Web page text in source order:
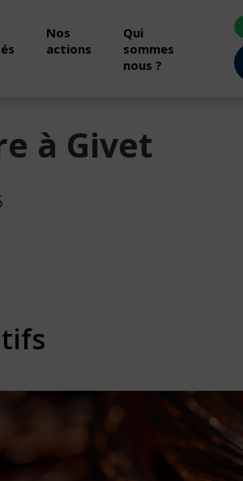
Nos
actions
Qui
sommes
nous ?
à Givet